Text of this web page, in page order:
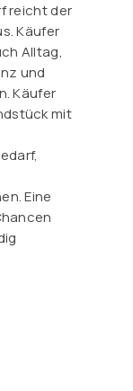
reicht der
Käufer
Alltag,
und
Käufer
mit
Eine